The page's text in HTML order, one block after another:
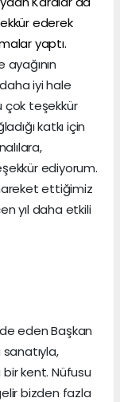
ederek
yaptı.
ayağının
iyi hale
teşekkür
katkı için
ediyorum.
ettiğimiz
yıl daha etkili
eden Başkan
kent. Nüfusu
bizden fazla